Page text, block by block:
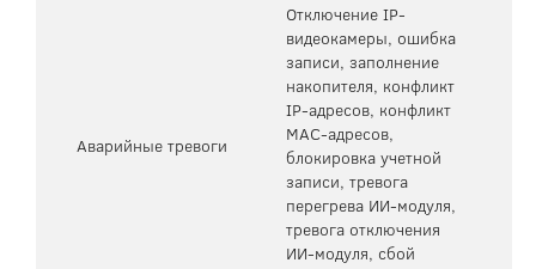
Аварийные тревоги
Отключение IP-
видеокамеры, ошибка
записи, заполнение
накопителя, конфликт
IP-адресов, конфликт
MAC-адресов,
блокировка учетной
записи, тревога
перегрева ИИ-модуля,
тревога отключения
ИИ-модуля, сбой